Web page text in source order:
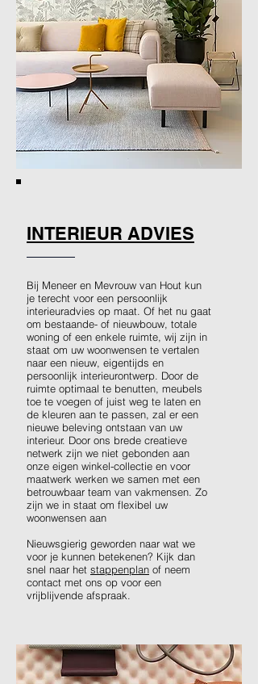
INTERIEUR ADVIES
Bij Meneer en Mevrouw van Hout kun
je terecht voor een persoonlijk
interieuradvies op maat. Of het nu gaat
om bestaande- of nieuwbouw, totale
woning of een enkele ruimte, wij zijn in
staat om uw woonwensen te vertalen
naar een nieuw, eigentijds en
persoonlijk interieurontwerp. Door de
ruimte optimaal te benutten, meubels
toe te voegen of juist weg te laten en
de kleuren aan te passen, zal er een
nieuwe beleving ontstaan van uw
interieur. Door ons brede creatieve
netwerk zijn we niet gebonden aan
onze eigen winkel-collectie en voor
maatwerk werken we samen met een
betrouwbaar team van vakmensen. Zo
zijn we in staat om flexibel uw
woonwensen aan
Nieuwsgierig geworden naar wat we
voor je kunnen betekenen? Kijk dan
snel naar het stappenplan of neem
contact met ons op voor een
vrijblijvende afspraak.